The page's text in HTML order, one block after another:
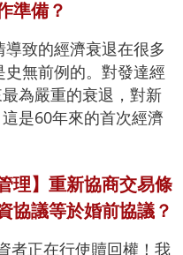
準備？
導致的經濟衰退在很多
史無前例的。對發達經
為嚴重的衰退，對新
是60年來的首次經濟
理】重新協商交易條
協議等於婚前協議？
者正在行使贖回權！我